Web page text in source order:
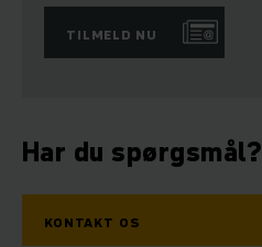
TILMELD NU
Har du spørgsmål?
KONTAKT OS